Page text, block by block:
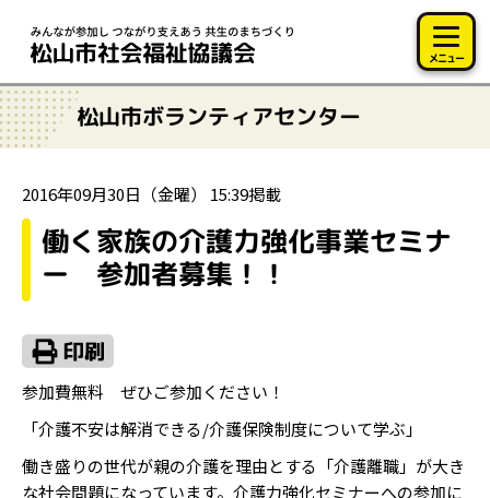
メニュー
松山市ボランティアセンター
2016年09月30日（金曜） 15:39掲載
働く家族の介護力強化事業セミナ
ー 参加者募集！！
参加費無料 ぜひご参加ください！
「介護不安は解消できる/介護保険制度について学ぶ」
働き盛りの世代が親の介護を理由とする「介護離職」が大き
な社会問題になっています。介護力強化セミナーへの参加に